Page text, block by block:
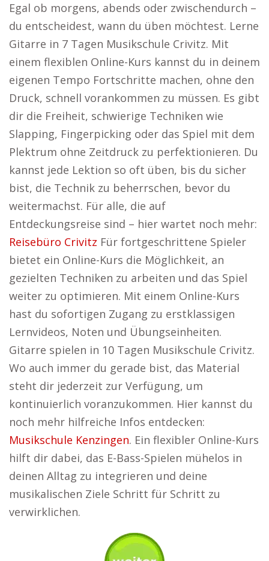
Egal ob morgens, abends oder zwischendurch –
du entscheidest, wann du üben möchtest. Lerne
Gitarre in 7 Tagen Musikschule Crivitz. Mit
einem flexiblen Online-Kurs kannst du in deinem
eigenen Tempo Fortschritte machen, ohne den
Druck, schnell vorankommen zu müssen. Es gibt
dir die Freiheit, schwierige Techniken wie
Slapping, Fingerpicking oder das Spiel mit dem
Plektrum ohne Zeitdruck zu perfektionieren. Du
kannst jede Lektion so oft üben, bis du sicher
bist, die Technik zu beherrschen, bevor du
weitermachst. Für alle, die auf
Entdeckungsreise sind – hier wartet noch mehr:
Reisebüro Crivitz Für fortgeschrittene Spieler
bietet ein Online-Kurs die Möglichkeit, an
gezielten Techniken zu arbeiten und das Spiel
weiter zu optimieren. Mit einem Online-Kurs
hast du sofortigen Zugang zu erstklassigen
Lernvideos, Noten und Übungseinheiten.
Gitarre spielen in 10 Tagen Musikschule Crivitz.
Wo auch immer du gerade bist, das Material
steht dir jederzeit zur Verfügung, um
kontinuierlich voranzukommen. Hier kannst du
noch mehr hilfreiche Infos entdecken:
Musikschule Kenzingen. Ein flexibler Online-Kurs
hilft dir dabei, das E-Bass-Spielen mühelos in
deinen Alltag zu integrieren und deine
musikalischen Ziele Schritt für Schritt zu
verwirklichen.